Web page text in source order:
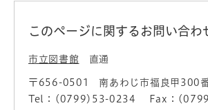
このページに関するお問い合わ
市立図書館 直通
〒656-0501
南あわじ市福良甲300
Tel：(0799)53-0234
Fax：